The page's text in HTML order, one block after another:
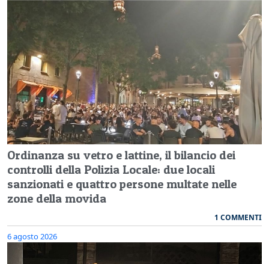
Ordinanza su vetro e lattine, il bilancio dei
controlli della Polizia Locale: due locali
sanzionati e quattro persone multate nelle
zone della movida
1 COMMENTI
6 agosto 2026